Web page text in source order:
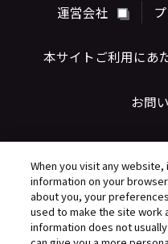
運営会社
本サイトご利用にあ
お問
When you visit any
information on your
about you, your
used to make the site work
information does not